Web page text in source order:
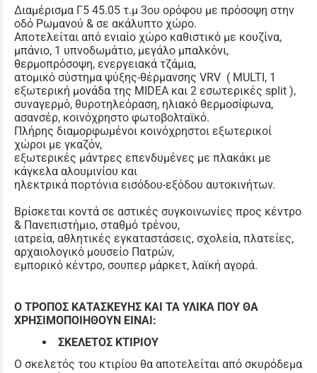
Διαμέρισμα Γ5 45.05 τ.μ 3ου ορόφου με πρόσοψη στην
οδό Ρωμανού & σε ακάλυπτο χώρο.
Αποτελείται από ενιαίο χώρο καθιστικό με κουζίνα,
μπάνιο, 1 υπνοδωμάτιο, μεγάλο μπαλκόνι,
θερμοπρόσοψη, ενεργειακά τζάμια,
ατομικό σύστημα ψύξης-θέρμανσης VRV ( MULTI, 1
εξωτερική μονάδα της MIDEA και 2 εσωτερικές split ),
συναγερμό, θυροτηλεόραση, ηλιακό θερμοσίφωνα,
ασανσέρ, κοινόχρηστο φωτοβολταϊκό.
Πλήρης διαμορφωμένοι κοινόχρηστοι εξωτερικοί
χώροι με γκαζόν,
εξωτερικές μάντρες επενδυμένες με πλακάκι με
κάγκελα αλουμινίου και
ηλεκτρικά πορτόνια εισόδου-εξόδου αυτοκινήτων.
Βρίσκεται κοντά σε αστικές συγκοινωνίες προς κέντρο
& Πανεπιστήμιο, σταθμό τρένου,
ιατρεία, αθλητικές εγκαταστάσεις, σχολεία, πλατείες,
αρχαιολογικό μουσείο Πατρών,
εμπορικό κέντρο, σουπερ μάρκετ, λαϊκή αγορά.
Ο ΤΡΟΠΟΣ ΚΑΤΑΣΚΕΥΗΣ ΚΑΙ ΤΑ ΥΛΙΚΑ ΠΟΥ ΘΑ
ΧΡΗΣΙΜΟΠΟΙΗΘΟΥΝ ΕΙΝΑΙ:
ΣΚΕΛΕΤΟΣ ΚΤΙΡΙΟΥ
Ο σκελετός του κτιρίου θα αποτελείται από σκυρόδεμα